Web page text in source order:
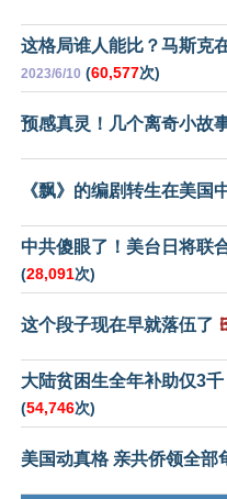
这格局谁人能比？马斯克
2023/6/10 (60,577次)
预感真灵！几个离奇小故
《飘》的编剧转生在美国
中共傻眼了！美台日将联
(28,091次)
这个段子现在早就落伍了
大陆贫困生全年补助仅3
(54,746次)
美国动真格 亲共侨领全部